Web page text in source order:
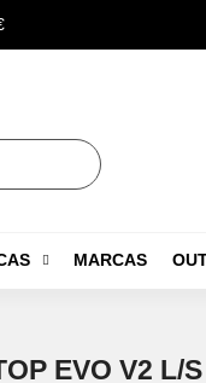
MARCAS
EVO V2 L/